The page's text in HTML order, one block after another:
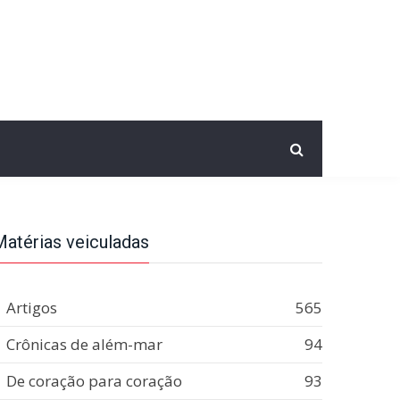
veiculadas
Artigos
565
Crônicas de além-mar
94
De coração para coração
93